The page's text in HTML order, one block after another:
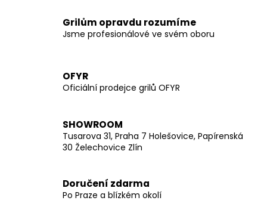
d
a
r
v
v
ý
s
u
á
n
Grilům opravdu rozumíme
Jsme profesionálové ve svém oboru
OFYR
Oficiální prodejce grilů OFYR
SHOWROOM
Tusarova 31, Praha 7 Holešovice, Papírenská
30 Želechovice Zlín
Doručení zdarma
Po Praze a blízkém okolí